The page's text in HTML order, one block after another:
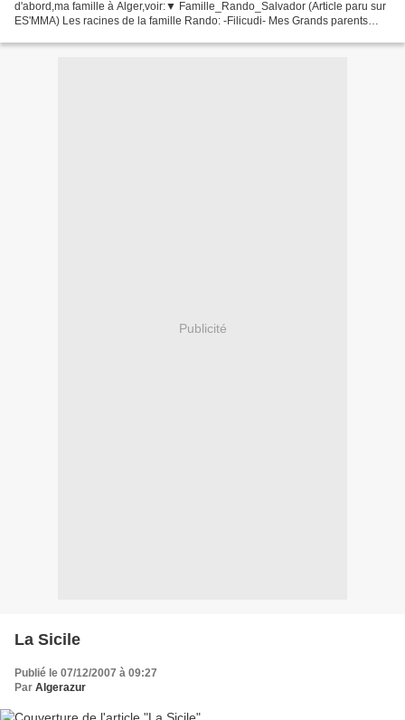
d'abord,ma famille à Alger,voir:▼ Famille_Rando_Salvador (Article paru sur
ES'MMA) Les racines de la famille Rando: -Filicudi- Mes Grands parents
Publicité
La Sicile
Publié le 07/12/2007 à 09:27
Par Algerazur